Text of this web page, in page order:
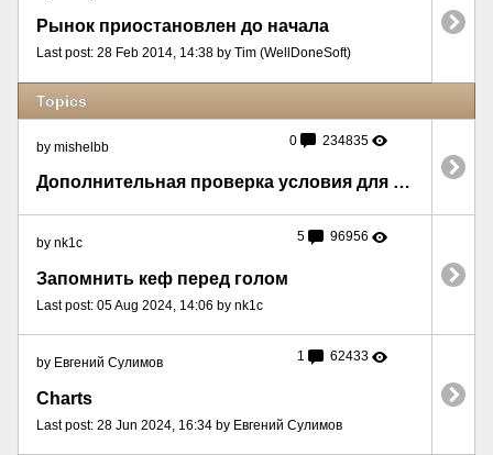
Рынок приостановлен до начала
Last post: 28 Feb 2014, 14:38 by Tim (WellDoneSoft)
Topics
by mishelbb 0 234835
Дополнительная проверка условия для ставки
by nk1c 5 96956
Запомнить кеф перед голом
Last post: 05 Aug 2024, 14:06 by nk1c
by Евгений Сулимов 1 62433
Charts
Last post: 28 Jun 2024, 16:34 by Евгений Сулимов